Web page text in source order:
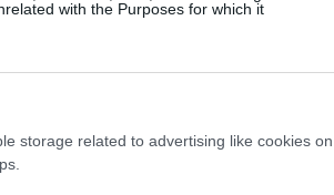
with the Purposes for which it
storage related to advertising like cookies on
κινητοποιήσεις των
υποστηρίζοντας ότι
ενώσήμερα που
σε διάλογο